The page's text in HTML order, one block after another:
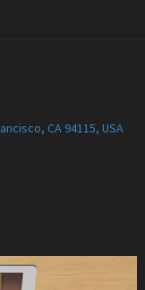
CA 94115, USA